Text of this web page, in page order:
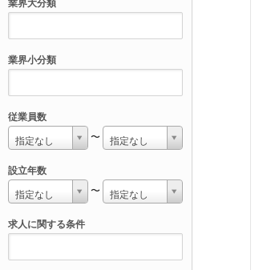
業界大分類
業界小分類
従業員数
指定なし 〜 指定なし
設立年数
指定なし 〜 指定なし
求人に関する条件